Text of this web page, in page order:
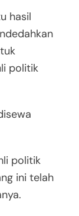
hasil
politik
politik
ini telah